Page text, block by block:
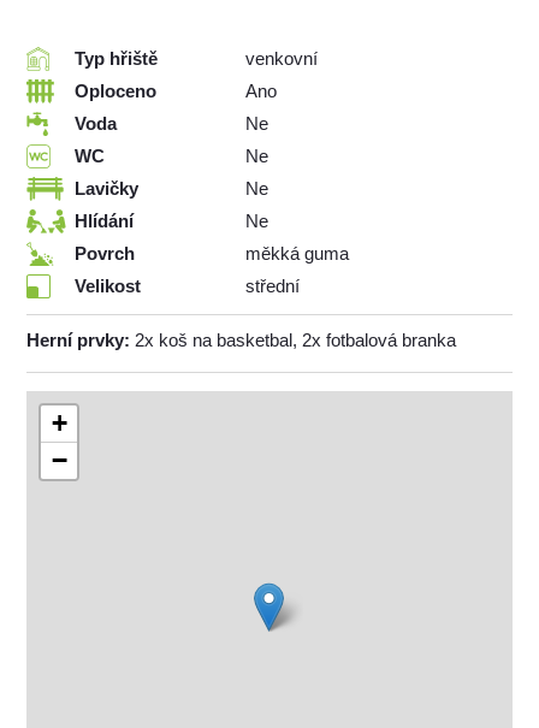
Typ hřiště
venkovní
Oploceno
Ano
Voda
Ne
WC
Ne
Lavičky
Ne
Hlídání
Ne
Povrch
měkká guma
Velikost
střední
Herní prvky: 2x koš na basketbal, 2x fotbalová branka
+
−